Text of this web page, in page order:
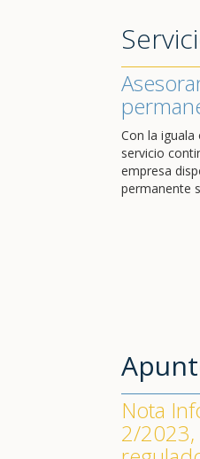
Con la
servicio
empresa
permanente
Nota
2/2023,